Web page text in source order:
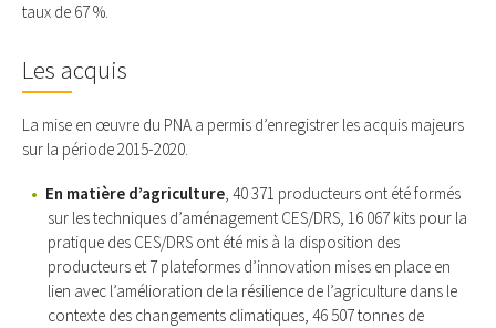
taux de 67 %.
Les acquis
La mise en œuvre du PNA a permis d’enregistrer les acquis majeurs
sur la période 2015-2020.
En matière d’agriculture, 40 371 producteurs ont été formés
sur les techniques d’aménagement CES/DRS, 16 067 kits pour la
pratique des CES/DRS ont été mis à la disposition des
producteurs et 7 plateformes d’innovation mises en place en
lien avec l’amélioration de la résilience de l’agriculture dans le
contexte des changements climatiques, 46 507 tonnes de